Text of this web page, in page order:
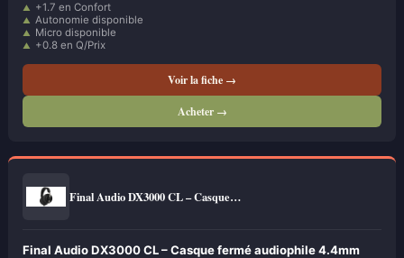
+1.7 en Confort
Autonomie disponible
Micro disponible
+0.8 en Q/Prix
Voir la fiche →
Acheter →
Final Audio DX3000 CL – Casque…
Final Audio DX3000 CL – Casque fermé audiophile 4.4mm